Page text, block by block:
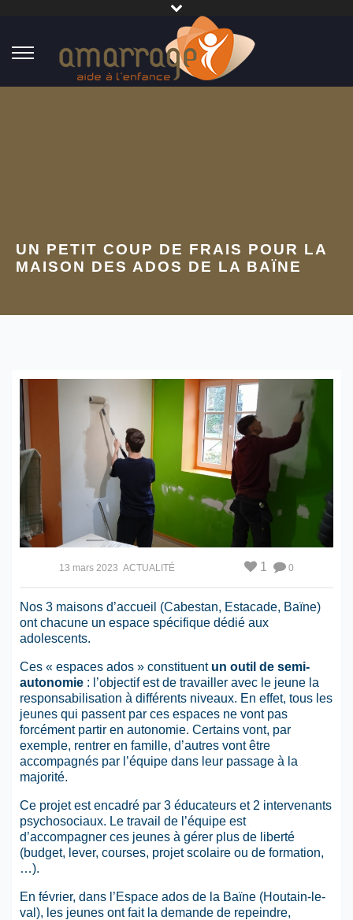
UN PETIT COUP DE FRAIS POUR LA
MAISON DES ADOS DE LA BAÏNE
13 mars 2023 ACTUALITÉ 0
1
Nos 3 maisons d’accueil (Cabestan, Estacade, Baïne)
ont chacune un espace spécifique dédié aux
adolescents.
Ces « espaces ados » constituent un outil de semi-
autonomie : l’objectif est de travailler avec le jeune la
responsabilisation à différents niveaux. En effet, tous les
jeunes qui passent par ces espaces ne vont pas
forcément partir en autonomie. Certains vont, par
exemple, rentrer en famille, d’autres vont être
accompagnés par l’équipe dans leur passage à la
majorité.
Ce projet est encadré par 3 éducateurs et 2 intervenants
psychosociaux. Le travail de l’équipe est
d’accompagner ces jeunes à gérer plus de liberté
(budget, lever, courses, projet scolaire ou de formation,
…).
En février, dans l’Espace ados de la Baïne (Houtain-le-
val), les jeunes ont fait la demande de repeindre,